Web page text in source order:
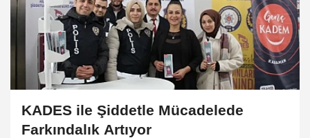
KADES ile Şiddetle Mücadelede
Farkındalık Artıyor